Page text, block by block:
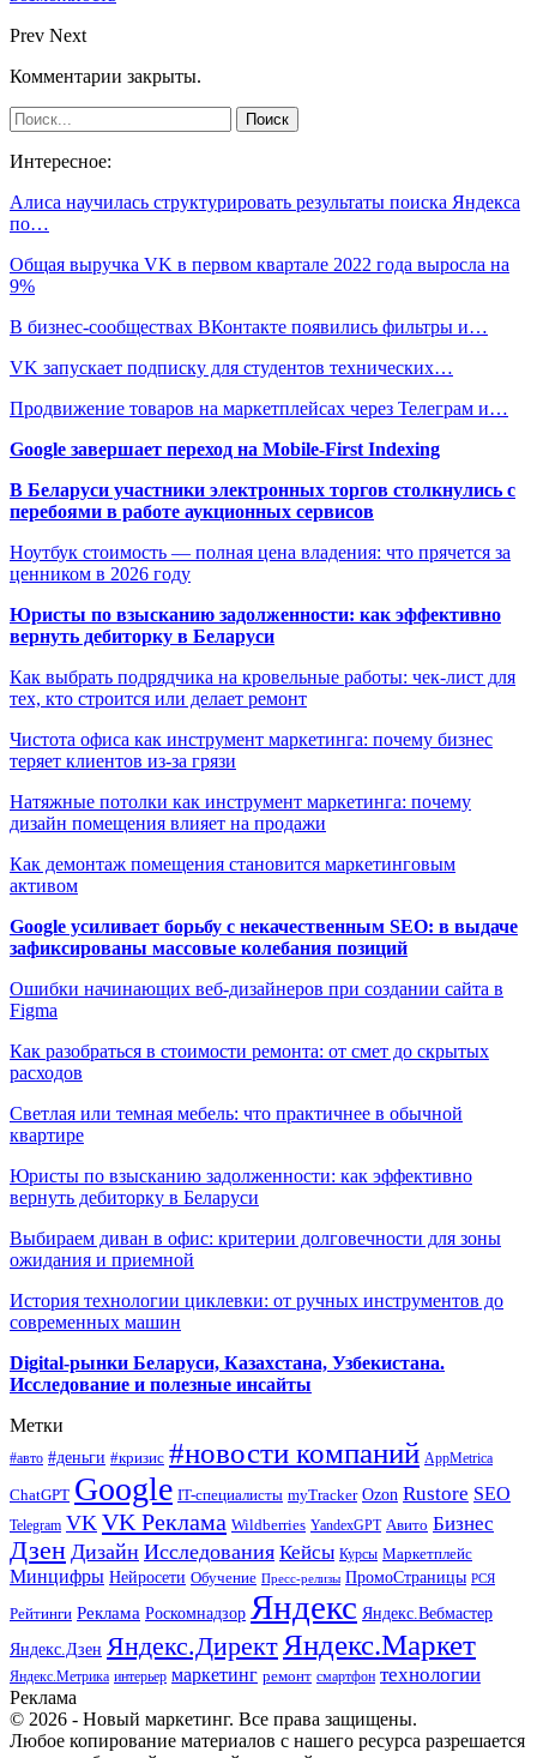
Prev Next
Комментарии закрыты.
Интересное:
Алиса научилась структурировать результаты поиска Яндекса
по…
Общая выручка VK в первом квартале 2022 года выросла на
9%
В бизнес-сообществах ВКонтакте появились фильтры и…
VK запускает подписку для студентов технических…
Продвижение товаров на маркетплейсах через Телеграм и…
Google завершает переход на Mobile-First Indexing
В Беларуси участники электронных торгов столкнулись с
перебоями в работе аукционных сервисов
Ноутбук стоимость — полная цена владения: что прячется за
ценником в 2026 году
Юристы по взысканию задолженности: как эффективно
вернуть дебиторку в Беларуси
Как выбрать подрядчика на кровельные работы: чек-лист для
тех, кто строится или делает ремонт
Чистота офиса как инструмент маркетинга: почему бизнес
теряет клиентов из-за грязи
Натяжные потолки как инструмент маркетинга: почему
дизайн помещения влияет на продажи
Как демонтаж помещения становится маркетинговым
активом
Google усиливает борьбу с некачественным SEO: в выдаче
зафиксированы массовые колебания позиций
Ошибки начинающих веб-дизайнеров при создании сайта в
Figma
Как разобраться в стоимости ремонта: от смет до скрытых
расходов
Светлая или темная мебель: что практичнее в обычной
квартире
Юристы по взысканию задолженности: как эффективно
вернуть дебиторку в Беларуси
Выбираем диван в офис: критерии долговечности для зоны
ожидания и приемной
История технологии циклевки: от ручных инструментов до
современных машин
Digital-рынки Беларуси, Казахстана, Узбекистана.
Исследование и полезные инсайты
Метки
#авто #деньги #кризис #новости компаний AppMetrica
ChatGPT Google IT-специалисты myTracker Ozon Rustore SEO
Telegram VK VK Реклама Wildberries YandexGPT Авито Бизнес
Дзен Дизайн Исследования Кейсы Курсы Маркетплейс
Минцифры Нейросети Обучение Пресс-релизы ПромоСтраницы РСЯ
Рейтинги Реклама Роскомнадзор Яндекс Яндекс.Вебмастер
Яндекс.Дзен Яндекс.ДиректЯндекс.Маркет
Яндекс.Метрика интерьер маркетинг ремонт смартфон технологии
Реклама
© 2026 - Новый маркетинг. Все права защищены.
Любое копирование материалов с нашего ресурса разрешается